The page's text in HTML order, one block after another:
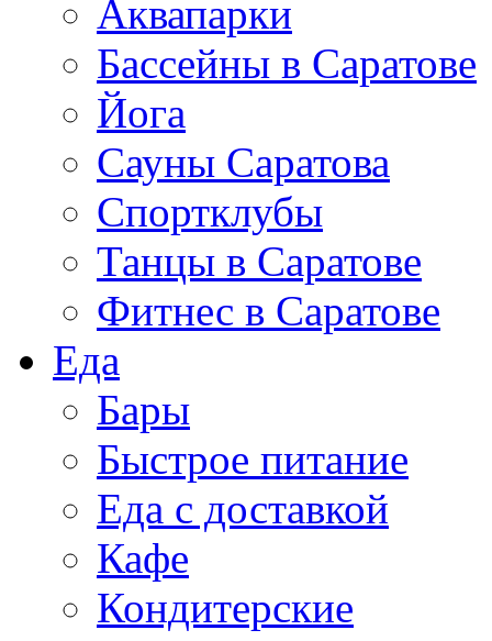
Аквапарки
Бассейны в Саратове
Йога
Сауны Саратова
Спортклубы
Танцы в Саратове
Фитнес в Саратове
Еда
Бары
Быстрое питание
Еда с доставкой
Кафе
Кондитерские